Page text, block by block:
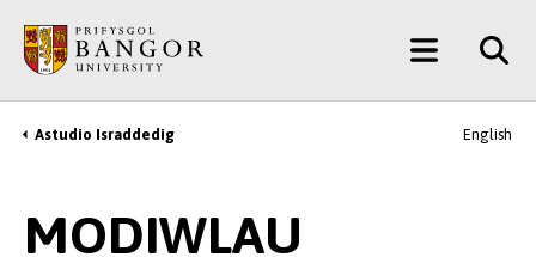
Prif
Gynnwys
Main
Menu
Breadcrumb
Astudio Israddedig English
MODIWLAU